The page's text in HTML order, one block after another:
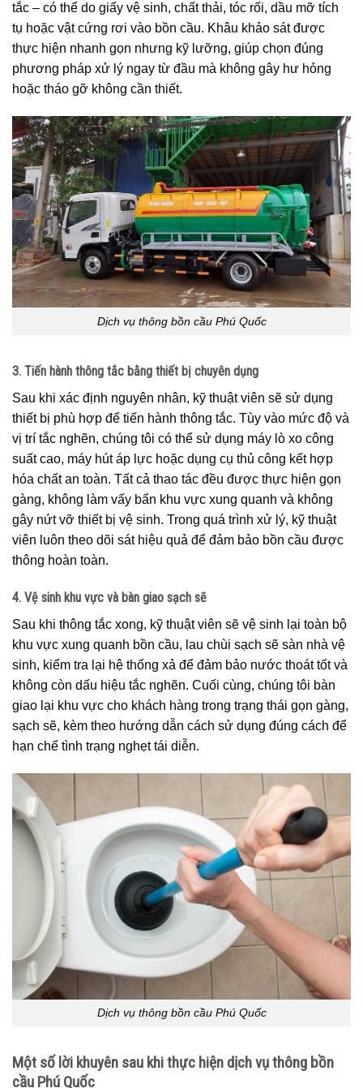
tắc – có thể do giấy vệ sinh, chất thải, tóc rối, dầu mỡ tích
tụ hoặc vật cứng rơi vào bồn cầu. Khâu khảo sát được
thực hiện nhanh gọn nhưng kỹ lưỡng, giúp chọn đúng
phương pháp xử lý ngay từ đầu mà không gây hư hỏng
hoặc tháo gỡ không cần thiết.
Dịch vụ thông bồn cầu Phú Quốc
3. Tiến hành thông tắc bằng thiết bị chuyên dụng
Sau khi xác định nguyên nhân, kỹ thuật viên sẽ sử dụng
thiết bị phù hợp để tiến hành thông tắc. Tùy vào mức độ và
vị trí tắc nghẽn, chúng tôi có thể sử dụng máy lò xo công
suất cao, máy hút áp lực hoặc dụng cụ thủ công kết hợp
hóa chất an toàn. Tất cả thao tác đều được thực hiện gọn
gàng, không làm vấy bẩn khu vực xung quanh và không
gây nứt vỡ thiết bị vệ sinh. Trong quá trình xử lý, kỹ thuật
viên luôn theo dõi sát hiệu quả để đảm bảo bồn cầu được
thông hoàn toàn.
4. Vệ sinh khu vực và bàn giao sạch sẽ
Sau khi thông tắc xong, kỹ thuật viên sẽ vệ sinh lại toàn bộ
khu vực xung quanh bồn cầu, lau chùi sạch sẽ sàn nhà vệ
sinh, kiểm tra lại hệ thống xả để đảm bảo nước thoát tốt và
không còn dấu hiệu tắc nghẽn. Cuối cùng, chúng tôi bàn
giao lại khu vực cho khách hàng trong trạng thái gọn gàng,
sạch sẽ, kèm theo hướng dẫn cách sử dụng đúng cách để
hạn chế tình trạng nghẹt tái diễn.
Dịch vụ thông bồn cầu Phú Quốc
Một số lời khuyên sau khi thực hiện dịch vụ thông bồn
cầu Phú Quốc